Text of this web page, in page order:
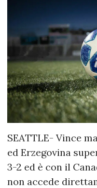
SEATTLE- Vince
ed Erzegovina
3-2 ed è con il
non accede